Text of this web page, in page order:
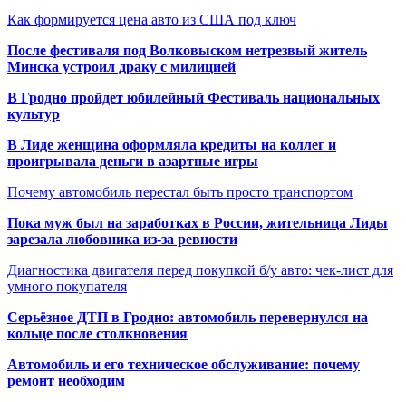
Как формируется цена авто из США под ключ
После фестиваля под Волковыском нетрезвый житель
Минска устроил драку с милицией
В Гродно пройдет юбилейный Фестиваль национальных
культур
В Лиде женщина оформляла кредиты на коллег и
проигрывала деньги в азартные игры
Почему автомобиль перестал быть просто транспортом
Пока муж был на заработках в России, жительница Лиды
зарезала любовника из-за ревности
Диагностика двигателя перед покупкой б/у авто: чек-лист для
умного покупателя
Серьёзное ДТП в Гродно: автомобиль перевернулся на
кольце после столкновения
Автомобиль и его техническое обслуживание: почему
ремонт необходим